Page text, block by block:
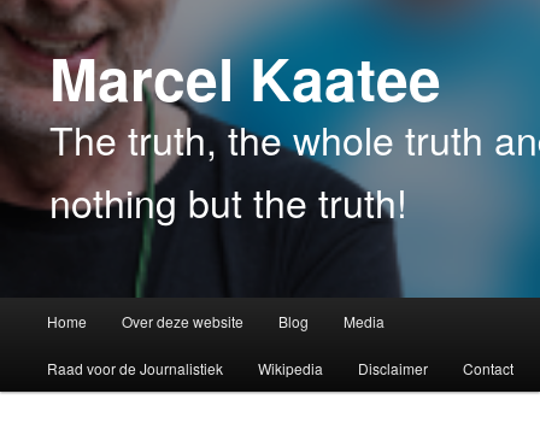
Marcel Kaatee
The truth, the whole truth
nothing but the truth!
Home Over deze website Blog Media
Raad voor de Journalistiek Wikipedia Disclaimer Contact